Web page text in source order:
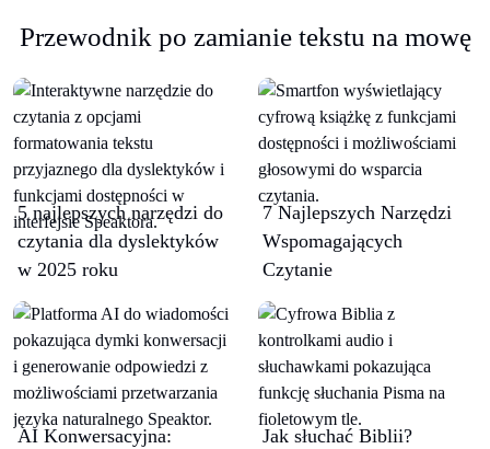
Przewodnik po zamianie tekstu na mowę
5 najlepszych narzędzi do
czytania dla dyslektyków
w 2025 roku
7 Najlepszych Narzędzi
Wspomagających
Czytanie
AI Konwersacyjna:
Jak słuchać Biblii?